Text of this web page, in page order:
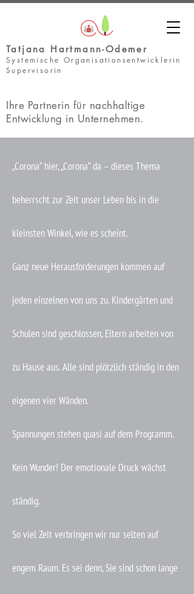
Tatjana Hartmann-Odemer
Systemische Organisationsentwicklerin
Supervisorin
Ihre Partnerin für nachhaltige
Entwicklung in Unternehmen.
„Corona“ hier, „Corona“ da – dieses Thema
beherrscht zur Zeit unser Leben bis in die
kleinsten Winkel, wie es scheint.
Ganz neue Herausforderungen kommen auf
jeden einzelnen von uns zu. Kindergärten und
Schulen sind geschlossen, Eltern arbeiten von
zu Hause aus. Alle sind plötzlich ständig in den
eigenen vier Wänden.
Spannungen stehen quasi auf dem Programm.
Kein Wunder! Der emotionale Druck wächst
ständig.
So viel Zeit verbringen wir nur selten auf
engem Raum. Es sei denn, Sie sind schon lange